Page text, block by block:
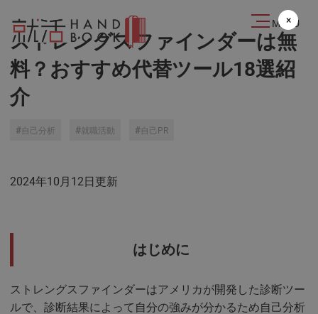
MENU
ストレングスファインダーは無
料？おすすめ代替ツール18選紹
介
自己分析 就職活動 自己PR
2024年10月12日更新
はじめに
ストレングスファインダーはアメリカが開発した診断ツー
ルで、診断結果によって自分の強みが分かるため自己分析
×